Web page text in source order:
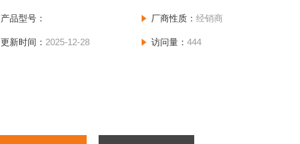
产品型号： 厂商性质： 经销商
更新时间： 2025-12-28 访问量： 444